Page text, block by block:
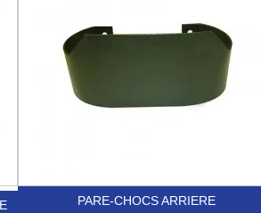
PARE-CHOCS ARRIERE